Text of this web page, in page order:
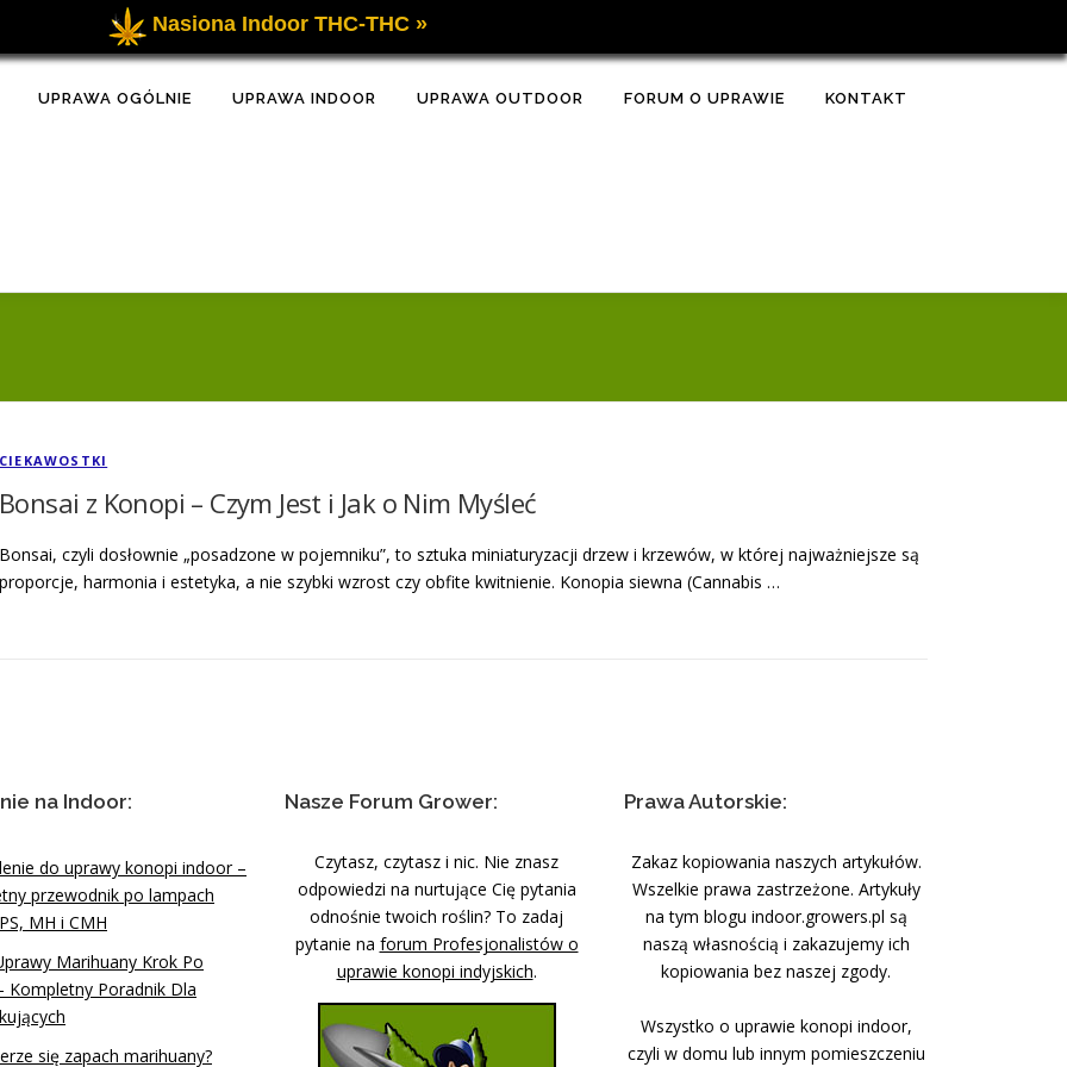
Nasiona Indoor THC-THC »
UPRAWA OGÓLNIE UPRAWA INDOOR UPRAWA OUTDOOR FORUM O UPRAWIE KONTAKT
CIEKAWOSTKI
Bonsai z Konopi – Czym Jest i Jak o Nim Myśleć
Bonsai, czyli dosłownie „posadzone w pojemniku”, to sztuka miniaturyzacji drzew i krzewów, w której najważniejsze są
proporcje, harmonia i estetyka, a nie szybki wzrost czy obfite kwitnienie. Konopia siewna (Cannabis …
na Indoor:
do uprawy konopi indoor –
przewodnik po lampach
MH i CMH
Marihuany Krok Po
Kompletny Poradnik Dla
się zapach marihuany?
Nasze Forum Grower:
Czytasz, czytasz i nic. Nie znasz
odpowiedzi na nurtujące Cię pytania
odnośnie twoich roślin? To zadaj
pytanie na forum Profesjonalistów o
uprawie konopi indyjskich.
Prawa Autorskie:
Zakaz kopiowania naszych artykułów.
Wszelkie prawa zastrzeżone. Artykuły
na tym blogu indoor.growers.pl są
naszą własnością i zakazujemy ich
kopiowania bez naszej zgody.
Wszystko o uprawie konopi indoor,
czyli w domu lub innym pomieszczeniu